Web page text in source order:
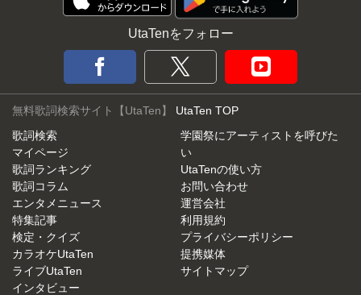
UtaTenをフォロー
無料歌詞検索サイト【UtaTen】 UtaTen TOP
歌詞検索
マイページ
歌詞ランキング
歌詞コラム
エンタメニュース
特集記事
検定・クイズ
カラオケUtaTen
ライブUtaTen
インタビュー
学園祭にアーティストを呼びた
い
UtaTenの使い方
お問い合わせ
運営会社
利用規約
プライバシーポリシー
提携媒体
サイトマップ